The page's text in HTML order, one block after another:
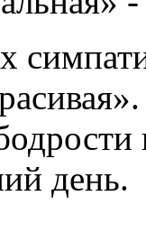
день.